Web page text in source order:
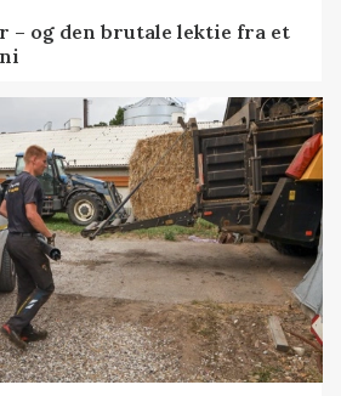
– og den brutale lektie fra et